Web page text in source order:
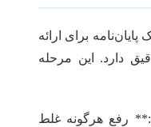
برای ارائه
دارد. این مرحله
رفع هرگونه غلط